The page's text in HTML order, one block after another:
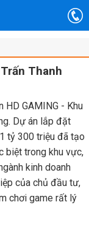
Thanh
HD GAMING - Khu
Dự án lắp đặt
tỷ 300 triệu đã tạo
biệt trong khu vực,
kinh doanh
của chủ đầu tư,
chơi game rất lý